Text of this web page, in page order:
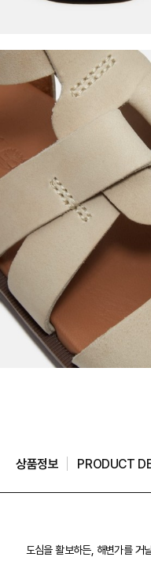
상품정보 PRODUCT
도심을 활보하든, 해변가를 거